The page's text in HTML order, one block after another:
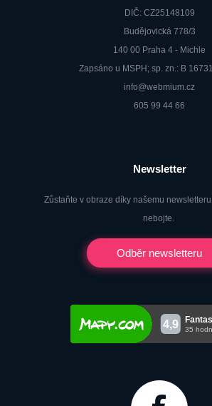
DIČ: CZ25148109
Budějovická 778/3
140 00 Praha 4 - Michle
Zapsáno u MSPH; sp. zn.: B
info@webmium.cz
605 99 44 66
Newsletter
Zůstaňte v obraze díky našemu
nebojte.
Odběr newsletteru